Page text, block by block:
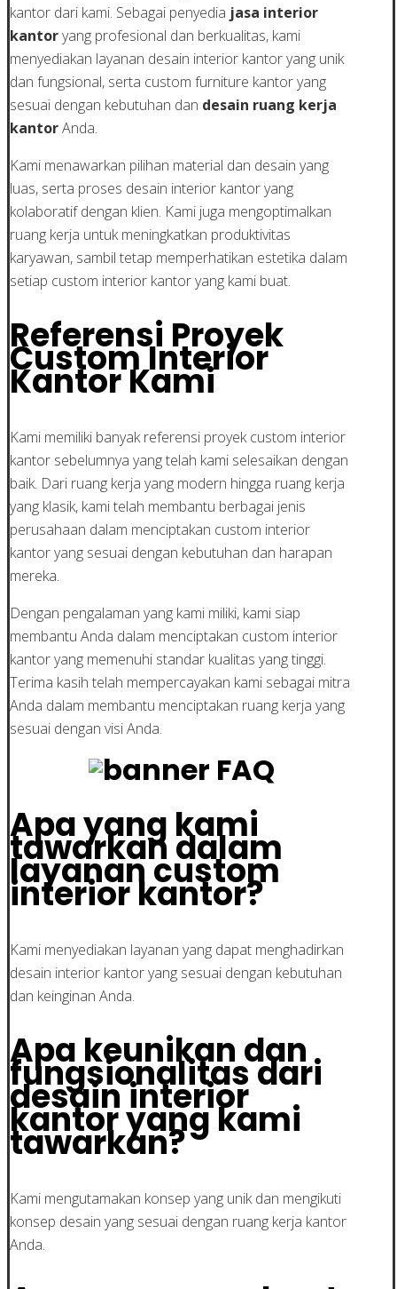
kantor dari kami. Sebagai penyedia jasa interior
kantoryang profesional dan berkualitas, kami
menyediakan layanan desain interior kantor yang unik
dan fungsional, serta custom furniture kantor yang
sesuai dengan kebutuhan dan desain ruang kerja
kantorAnda.
Kami menawarkan pilihan material dan desain yang
luas, serta proses desain interior kantor yang
kolaboratif dengan klien. Kami juga mengoptimalkan
ruang kerja untuk meningkatkan produktivitas
karyawan, sambil tetap memperhatikan estetika dalam
setiap custom interior kantor yang kami buat.
Referensi Proyek
Custom Interior
Kantor Kami
Kami memiliki banyak referensi proyek custom interior
kantor sebelumnya yang telah kami selesaikan dengan
baik. Dari ruang kerja yang modern hingga ruang kerja
yang klasik, kami telah membantu berbagai jenis
perusahaan dalam menciptakan custom interior
kantor yang sesuai dengan kebutuhan dan harapan
mereka.
Dengan pengalaman yang kami miliki, kami siap
membantu Anda dalam menciptakan custom interior
kantor yang memenuhi standar kualitas yang tinggi.
Terima kasih telah mempercayakan kami sebagai mitra
Anda dalam membantu menciptakan ruang kerja yang
sesuai dengan visi Anda.
Apa yang kami
tawarkan dalam
layanan custom
interior kantor?
Kami menyediakan layanan yang dapat menghadirkan
desain interior kantor yang sesuai dengan kebutuhan
dan keinginan Anda.
Apa keunikan dan
fungsionalitas dari
desain interior
kantor yang kami
tawarkan?
Kami mengutamakan konsep yang unik dan mengikuti
konsep desain yang sesuai dengan ruang kerja kantor
Anda.